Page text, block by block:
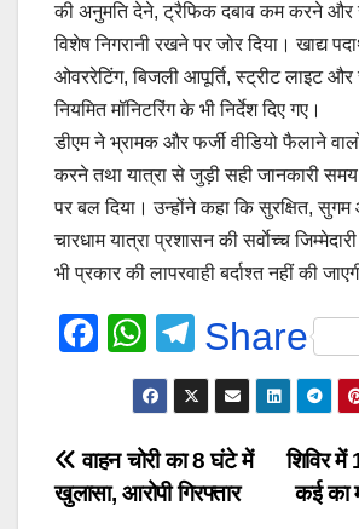
की अनुमति देने, ट्रैफिक दबाव कम करने और
विशेष निगरानी रखने पर जोर दिया। खाद्य
ओवररेटिंग, बिजली आपूर्ति, स्ट्रीट लाइट
नियमित मॉनिटरिंग के भी निर्देश दिए गए।
डीएम ने भ्रामक और फर्जी वीडियो फैलाने
करने तथा यात्रा से जुड़ी सही जानकारी
पर बल दिया। उन्होंने कहा कि सुरक्षित,
चारधाम यात्रा प्रशासन की सर्वाेच्च
भी प्रकार की लापरवाही बर्दाश्त नहीं की
F
e
b
W
h
at
s
A
T
el
e
gr
a
Share
Post
navigation
शिविर में
कई का
वाहन चोरी का 8 घंटे में
खुलासा, आरोपी गिरफ्तार